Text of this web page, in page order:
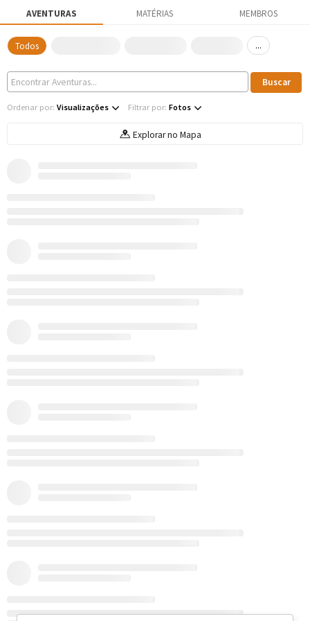
AVENTURAS MATÉRIAS MEMBROS
Todos ...
Ordenar por: Visualizações Filtrar por: Fotos
Explorar no Mapa